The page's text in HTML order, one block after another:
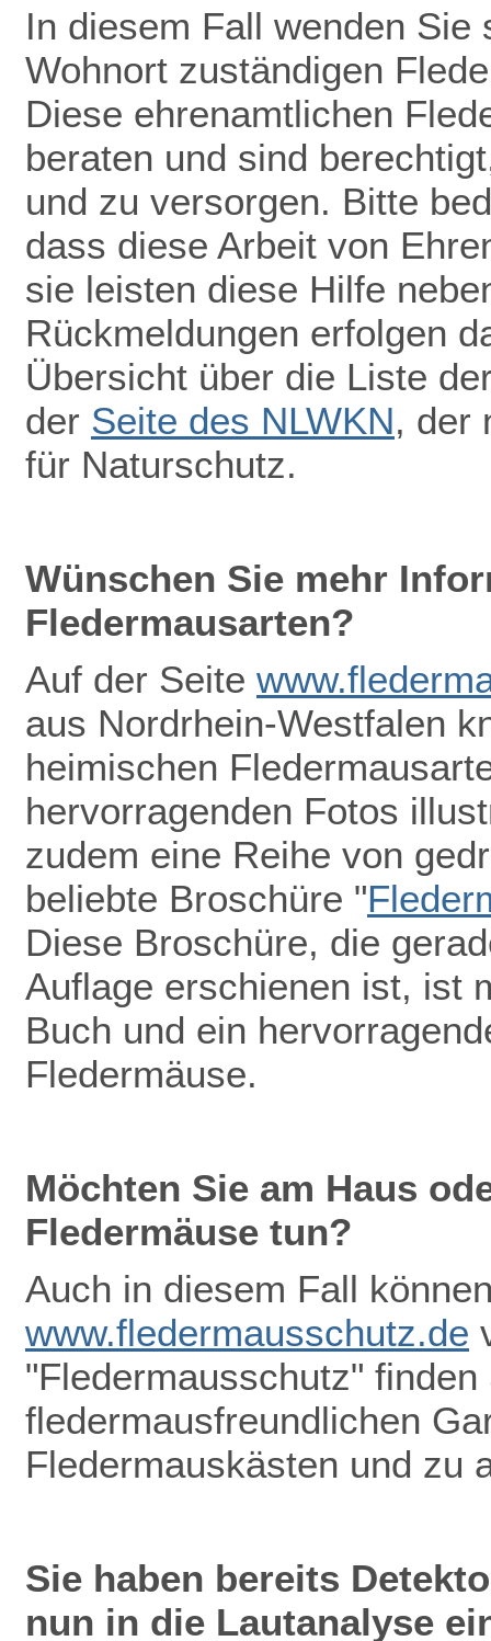
In diesem Fall wenden
Wohnort zuständigen
Diese ehrenamtlichen
beraten und sind
und zu versorgen. Bitte
dass diese Arbeit von
sie leisten diese Hilfe
Rückmeldungen erfolgen
Übersicht über die Liste
der Seite des NLWKN, der
für Naturschutz.
Wünschen Sie mehr
Fledermausarten?
Auf der Seite
aus Nordrhein-Westfalen
heimischen
hervorragenden Fotos
zudem eine Reihe von
beliebte Broschüre "
Diese Broschüre, die
Auflage erschienen ist, ist
Buch und ein
Fledermäuse.
Möchten Sie am Haus
Fledermäuse tun?
Auch in diesem Fall
www.fledermausschutz.de
"Fledermausschutz"
fledermausfreundlichen
Fledermauskästen und zu
Sie haben bereits
nun in die Lautanalyse